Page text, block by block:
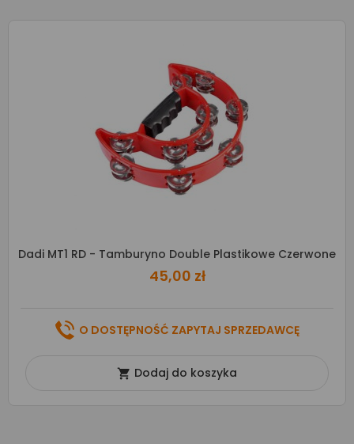
Dadi MT1 RD - Tamburyno Double Plastikowe Czerwone
45,00 zł
O DOSTĘPNOŚĆ ZAPYTAJ SPRZEDAWCĘ
 Dodaj do koszyka